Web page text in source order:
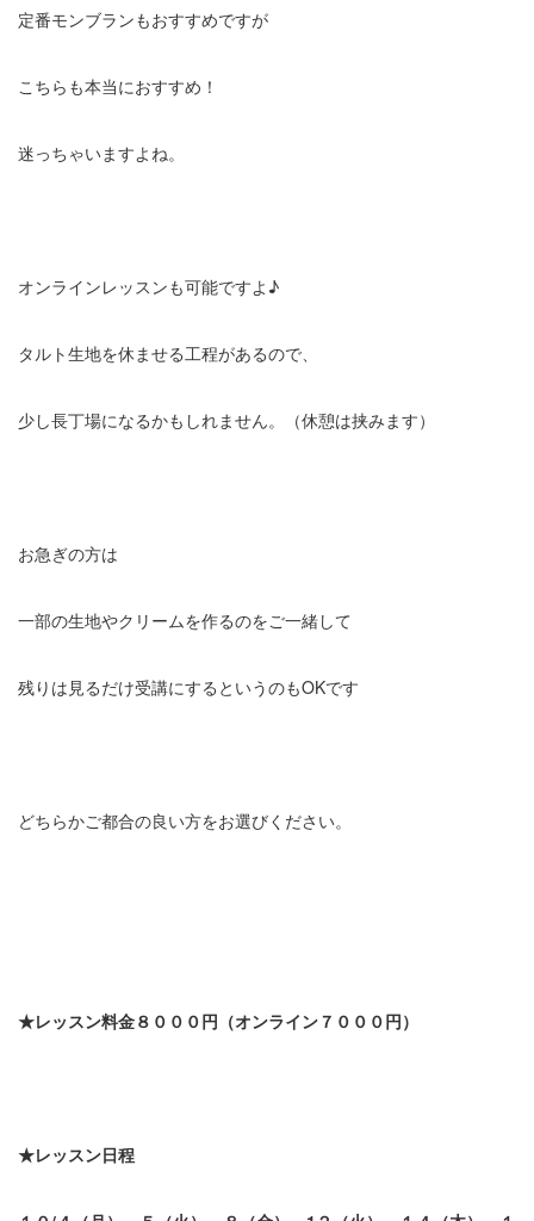
定番モンブランもおすすめですが
こちらも本当におすすめ！
迷っちゃいますよね。
オンラインレッスンも可能ですよ♪
タルト生地を休ませる工程があるので、
少し長丁場になるかもしれません。（休憩は挟みます）
お急ぎの方は
一部の生地やクリームを作るのをご一緒して
残りは見るだけ受講にするというのもOKです
どちらかご都合の良い方をお選びください。
★レッスン料金８０００円（オンライン７０００円）
★レッスン日程